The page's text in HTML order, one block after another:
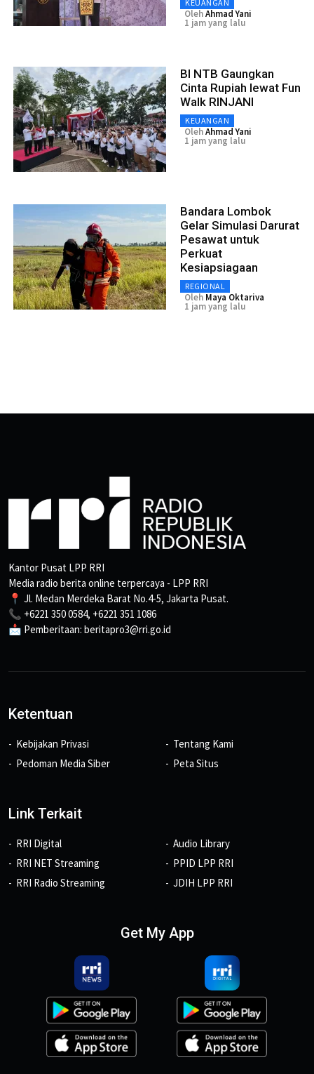
KEUANGAN
OlehAhmad Yani
1 jam yang lalu
BI NTB Gaungkan
Cinta Rupiah lewat Fun
Walk RINJANI
KEUANGAN
OlehAhmad Yani
1 jam yang lalu
Bandara Lombok
Gelar Simulasi Darurat
Pesawat untuk
Perkuat
Kesiapsiagaan
REGIONAL
Oleh Maya Oktariva
1 jam yang lalu
Kantor Pusat LPP RRI
Media radio berita online terpercaya - LPP RRI
📍 Jl. Medan Merdeka Barat No.4-5, Jakarta Pusat.
📞 +6221 350 0584, +6221 351 1086
📩 Pemberitaan: beritapro3@rri.go.id
Ketentuan
Kebijakan Privasi
Pedoman Media Siber
Tentang Kami
Peta Situs
Link Terkait
RRI Digital
RRI NET Streaming
RRI Radio Streaming
Audio Library
PPID LPP RRI
JDIH LPP RRI
Get My App